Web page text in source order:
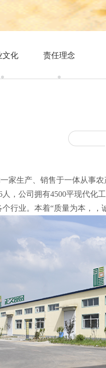
文化 责任理念
生产、销售于一体从事农
人，公司拥有4500平现代化
行业。本着“质量为本，，